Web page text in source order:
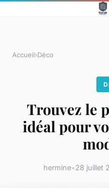
Accueil›Déco
Trouvez le
idéal pour
hermine•28 juillet